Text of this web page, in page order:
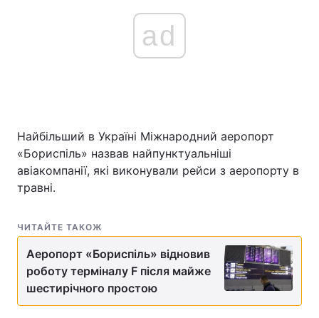
ad
Найбільший в Україні Міжнародний аеропорт
«Бориспіль» назвав найпунктуальніші
авіакомпанії, які виконували рейси з аеропорту в
травні.
ЧИТАЙТЕ ТАКОЖ
Аеропорт «Бориспіль» відновив
роботу терміналу F після майже
шестирічного простою